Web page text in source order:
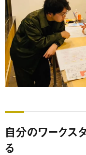
自分のワーク
る